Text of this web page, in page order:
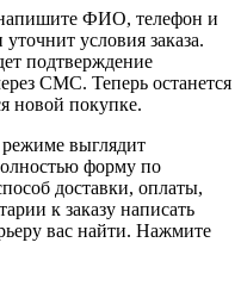
напишите ФИО, телефон и
условия заказа.
подтверждение
СМС. Теперь останется
новой покупке.
выглядит
форму по
доставки, оплаты,
к заказу написать
вас найти. Нажмите